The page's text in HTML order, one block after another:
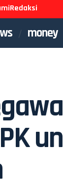
Redaksi
money